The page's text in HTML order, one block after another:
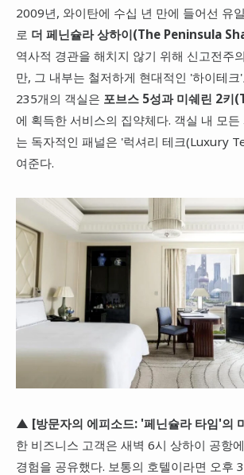
2009년, 와이탄에 수십 년 만에 들어선 유
로 더 페닌슐라 상하이(The Peninsula
역사적 경관을 해치지 않기 위해 신고전주
만, 그 내부는 철저하게 현대적인 '하이테크
235개의 객실은 포브스 5성과 미쉐린 2키
에 획득한 서비스의 집약체다. 객실 내 모
는 독자적인 패널은 '럭셔리 테크(Luxury
여준다.
▲ [방문자의 에피소드: '페닌슐라 타임'의
한 비즈니스 고객은 새벽 6시 상하이 공항
경험을 공유했다. 보통의 호텔이라면 오후